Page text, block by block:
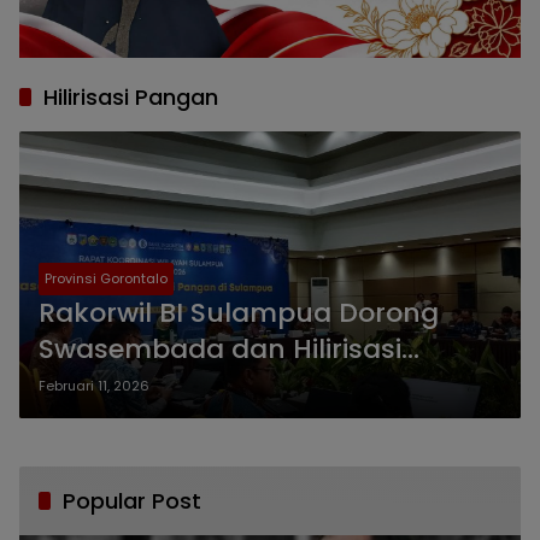
Hilirisasi Pangan
Provinsi Gorontalo
Rakorwil BI Sulampua Dorong
Swasembada dan Hilirisasi
Pangan untuk Perkuat Ekonomi
Kawasan
Februari 11, 2026
Popular Post